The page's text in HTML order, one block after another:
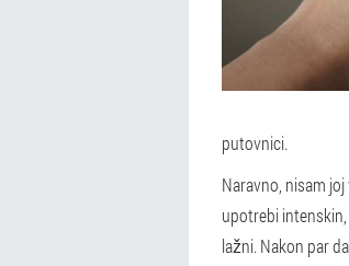
putovnici.
Naravno, nisam
upotrebi
lažni. Nakon par